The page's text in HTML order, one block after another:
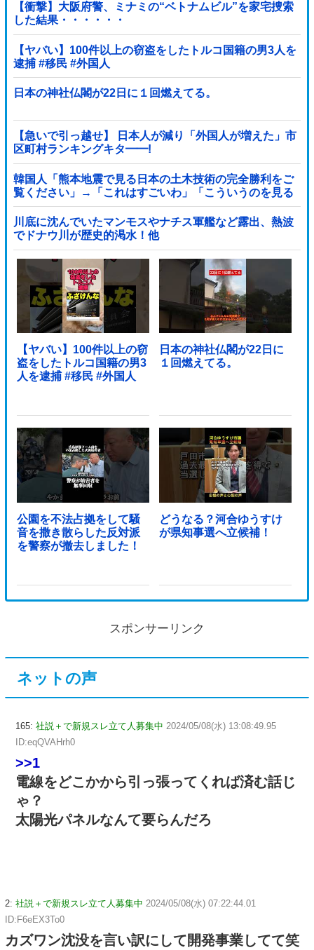
【衝撃】大阪府警、ミナミの“ベトナムビル”を家宅捜索
した結果・・・・・・
【ヤバい】100件以上の窃盗をしたトルコ国籍の男3人を
逮捕 #移民 #外国人
日本の神社仏閣が22日に１回燃えてる。
【急いで引っ越せ】 日本人が減り「外国人が増えた」市
区町村ランキングキタ━━!
韓国人「熊本地震で見る日本の土木技術の完全勝利をご
覧ください」→「これはすごいわ」「こういうのを見る
と日本人は何か適当に作る感じがしない・...
川底に沈んでいたマンモスやナチス軍艦など露出、熱波
でドナウ川が歴史的渇水！他
【ヤバい】100件以上の窃
盗をしたトルコ国籍の男3
人を逮捕 #移民 #外国人
日本の神社仏閣が22日に
１回燃えてる。
公園を不法占拠をして騒
音を撒き散らした反対派
を警察が撤去しました！
どうなる？河合ゆうすけ
が県知事選へ立候補！
スポンサーリンク
ネットの声
165: 社説＋で新規スレ立て人募集中 2024/05/08(水) 13:08:49.95
ID:eqQVAHrh0
>>1
電線をどこかから引っ張ってくれば済む話じ
ゃ？
太陽光パネルなんて要らんだろ
2: 社説＋で新規スレ立て人募集中 2024/05/08(水) 07:22:44.01
ID:F6eEX3To0
カズワン沈没を言い訳にして開発事業してて笑